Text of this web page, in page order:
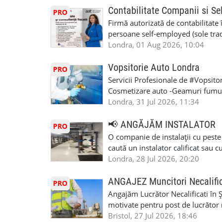
PRO Contabilitate Companii si
Firmă autorizată de contabilitate
persoane self-employed (sole
închiriate (landlords) Serviciile
HMRC: PAYE / VAT / CIS ✔
Consultanță fiscală ✔ Declarații
Corporation Tax ✔ Company
planuri ✔ Cash-flow și previziuni
serviciile noastre? ✔ Suntem
ca tax agents ✔ Suntem
Service Provider), astfel putem
Deținem asigurare profesională
Disponibilitate pentru
07444800302 Email:
Brooker Road, Waltham Abbey,
Londra, 01 Aug 2026, 10:04
PRO Vopsitorie Auto Londra
Servicii Profesionale de
Cosmetizare auto -Geamuri
Masina la Schimb. -Reparatiile
Utilizam cele mai moderne,
#Mecanic_Auto_Londra.
#Vopsitorie_Auto_Londra.
#Romanian_Auto_Service.
#Atelier_Auto_Romanesc.
#Geamuri_Fumurii_Colindale
#londramecanicautomultimarca
#mecanicimoldoveniinlondra
Londra, 31 Jul 2026, 11:34
PRO 📢 ANGĂJĂM INSTALATOR
O companie de instalații cu
caută un instalator calificat sau
Colchester și alte zone . Căutăm
Experiența în domeniul
valabil este obligatorie; 🤝
Cunoașterea limbii engleze nu
vorbesc limba engleză. 📍 Zona
Londra, 28 Jul 2026, 20:20
PRO ANGAJEZ Muncitori
Angajăm Lucrător Necalificati în
motivate pentru post de lucrător
constituie un avantaj. Oferim:
Bristol, 27 Jul 2026, 18:46